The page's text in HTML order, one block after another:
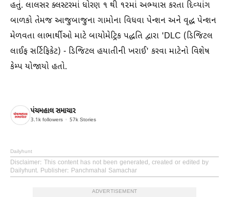
હતું. લાલસર ક્લસ્ટરમાં ધોરણ ૧ થી ૧૨માં અભ્યાસ કરતા દિવ્યાંગ
બાળકો તેમજ આજુબાજુના ગામોના વિધવા પેન્શન અને વૃદ્ધ પેન્શન
મેળવતા લાભાર્થીઓ માટે બાયોમેટ્રિક પદ્ધતિ દ્વારા 'DLC (ડિજિટલ
લાઈફ સર્ટિફિકેટ) - ડિજિટલ હયાતીની ખરાઈ' કરવા માટેનો વિશેષ
કેમ્પ યોજાયો હતો.
પંચમહાલ સમાચાર
3.1k followers 57k Stories
Dailyhunt
Disclaimer: This content has not been generated, created or edited by
Dailyhunt. Publisher: Panchmahal Samachar
ADVERTISEMENT